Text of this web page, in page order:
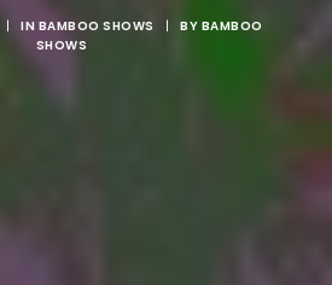
| IN BAMBOO SHOWS | BY BAMBOO
SHOWS